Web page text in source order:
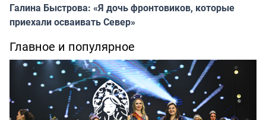
Галина Быстрова: «Я дочь фронтовиков, которые
приехали осваивать Север»
Главное и популярное